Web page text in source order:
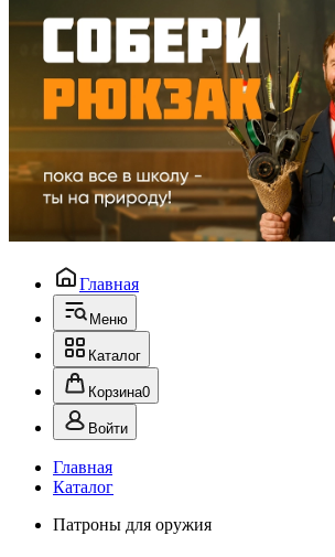
Главная
Меню
Каталог
Корзина0
Войти
Главная
Каталог
Патроны для оружия